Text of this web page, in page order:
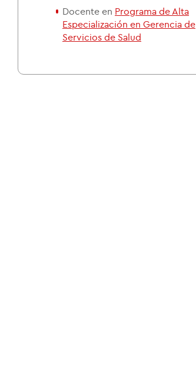
Docente en Programa de Alta
Especialización en Gerencia de
Servicios de Salud